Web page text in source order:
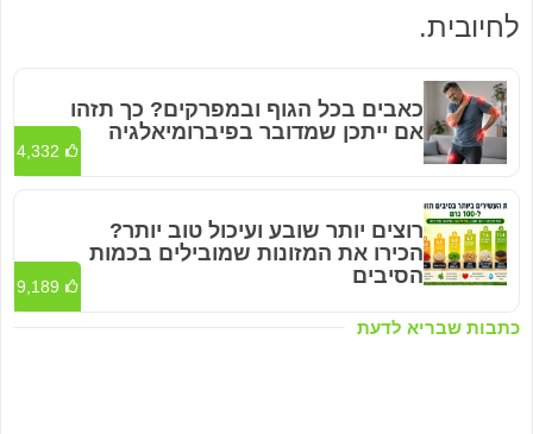
לחיובית.
כתבות שבריא לדעת
כאבים בכל הגוף ובמפרקים? כך תזהו
אם ייתכן שמדובר בפיברומיאלגיה
4,332
רוצים יותר שובע ועיכול טוב יותר?
הכירו את המזונות שמובילים בכמות
הסיבים
9,189